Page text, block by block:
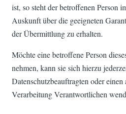
ist, so steht der betroffenen Person
Auskunft über die geeigneten
der Übermittlung zu erhalten.
Möchte eine betroffene Person
nehmen, kann sie sich hierzu
Datenschutzbeauftragten oder
Verarbeitung Verantwortlichen